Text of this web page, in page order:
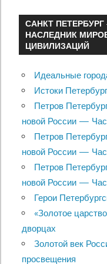
САНКТ
НАСЛЕДНИК
ЦИВИЛИЗАЦИЙ
Идеальные
Истоки
Петров
новой России —
Петров
новой России —
Петров
новой России —
Герои
«Золотое
дворцах
Золотой век
просвещения